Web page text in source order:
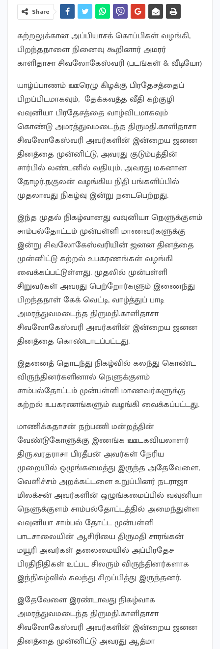
Share
கற்றலுக்கான அப்பியாசக் கொப்பிகள் வழங்கி,
பிறந்தநாளை நினைவு கூறினார் அமரர்
காளிதாசா சிவலோகேஸ்வரி (படங்கள் & வீடியோ)
யாழ்ப்பாணம் ஊரெழு கிழக்கு பிரதேசத்தைப்
பிறப்பிடமாகவும், தேக்கவத்த வீதி கற்குழி
வவுனியா பிரதேசத்தை வாழ்விடமாகவும்
கொண்டு அமரத்துவமடைந்த திருமதி.காளிதாசா
சிவலோகேஸ்வரி அவர்களின் இன்றைய ஜனன
தினத்தை முன்னிட்டு, அவரது குடும்பத்தின்
சார்பில் லண்டனில் வதியும், அவரது மகனான
தோழர்.நகுலன் வழங்கிய நிதி பங்களிப்பில்
முதலாவது நிகழ்வு இன்று நடைபெற்றது.
இந்த முதல் நிகழ்வானது வவுனியா நெளுக்குளம்
சாம்பல்தோட்டம் முன்பள்ளி மாணவர்களுக்கு
இன்று சிவலோகேஸ்வரியின் ஜனன தினத்தை
முன்னிட்டு கற்றல் உபகரணங்கள் வழங்கி
வைக்கப்பட்டுள்ளது. முதலில் முன்பள்ளி
சிறுவர்கள் அவரது பெற்றோர்களும் இணைந்து
பிறந்தநாள் கேக் வெட்டி, வாழ்த்துப் பாடி
அமரத்துவமடைந்த திருமதி.காளிதாசா
சிவலோகேஸ்வரி அவர்களின் இன்றைய ஜனன
தினத்தை கொண்டாடப்பட்டது.
இதனைத் தொடந்து நிகழ்வில் கலந்து கொண்ட
விருந்தினர்களினால் நெளுக்குளம்
சாம்பல்தோட்டம் முன்பள்ளி மாணவர்களுக்கு
கற்றல் உபகரணங்களும் வழங்கி வைக்கப்பட்டது.
மாணிக்கதாசன் நற்பணி மன்றத்தின்
வேண்டுகோளுக்கு இணங்க ஊடகவியலாளர்
திரு.வரதராசா பிரதீபன் அவர்கள் நேரிய
முறையில் ஒழுங்கமைத்து இருந்த அதேவேளை,
வெளிச்சம் அறக்கட்டளை உறுப்பினர் நடராஜா
மிலக்சன் அவர்களின் ஒழுங்கமைப்பில் வவுனியா
நெளுக்குளம் சாம்பல்தோட்டத்தில் அமைந்துள்ள
வவுனியா சாம்பல் தோட்ட முன்பள்ளி
பாடசாலையின் ஆசிரியை திருமதி சாரங்கன்
மயூரி அவர்கள் தலைமையில் அப்பிரதேச
பிரதிநிதிகள் உட்பட சிலரும் விருந்தினர்களாக
இந்நிகழ்வில் கலந்து சிறப்பித்து இருந்தனர்.
இதேவேளை இரண்டாவது நிகழ்வாக
அமரத்துவமடைந்த திருமதி.காளிதாசா
சிவலோகேஸ்வரி அவர்களின் இன்றைய ஜனன
தினத்தை முன்னிட்டு அவரது ஆத்மா